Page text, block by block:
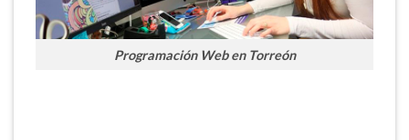
Programación Web en Torreón